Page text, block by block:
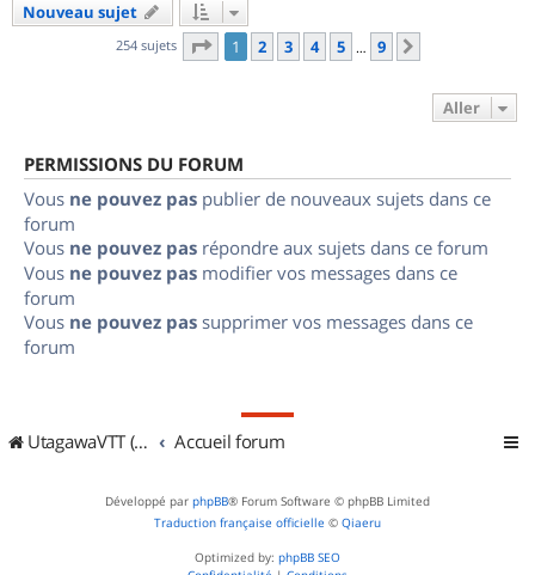
Nouveau sujet
254 sujets Page 1sur
1 2 3 4 5 … 9
Aller
PERMISSIONS DU FORUM
Vous ne pouvez pas publier de nouveaux sujets dans ce
forum
Vous ne pouvez pas répondre aux sujets dans ce forum
Vous ne pouvez pas modifier vos messages dans ce
forum
Vous ne pouvez pas supprimer vos messages dans ce
forum
UtagawaVTT (Randos VTT et VTTAE avec traces GPS) Accueil forum
Développé par phpBB® Forum Software © phpBB Limited
Traduction française officielle © Qiaeru
Optimized by: phpBB SEO